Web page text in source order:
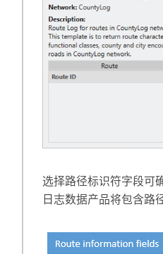
选择路径标识符字段可
日志数据产品将包含路